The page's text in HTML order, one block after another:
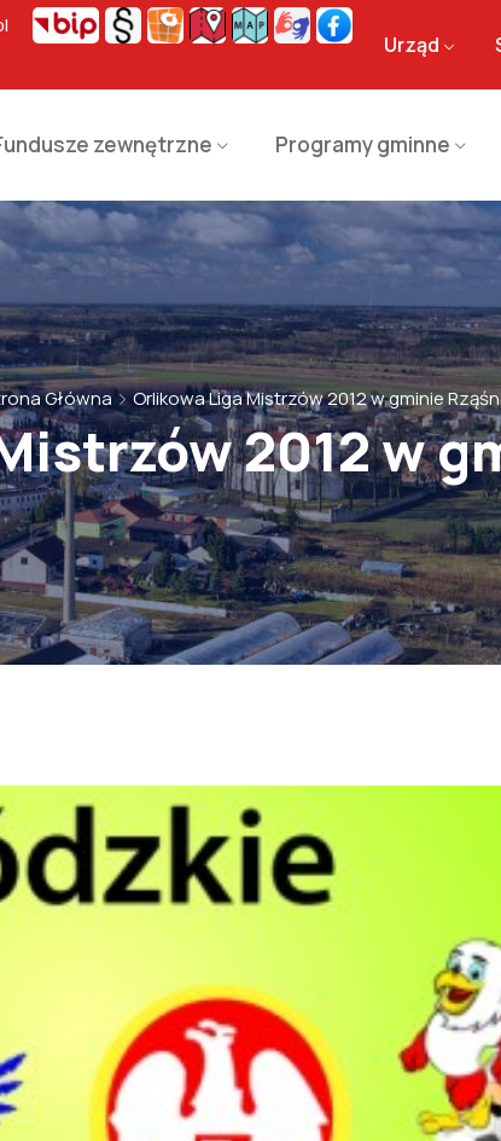
Urząd
zewnętrzne Programy gminne
Główna Orlikowa Liga Mistrzów 2012 w gminie
2012 w